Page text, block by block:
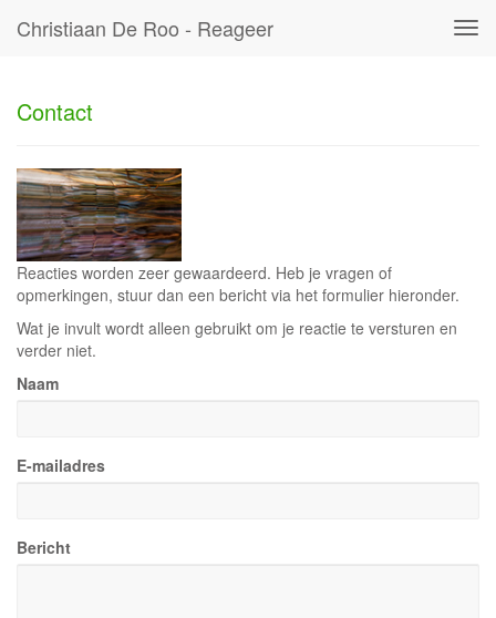
Christiaan De Roo - Reageer
Contact
Reacties worden zeer gewaardeerd. Heb je vragen of
opmerkingen, stuur dan een bericht via het formulier hieronder.
Wat je invult wordt alleen gebruikt om je reactie te versturen en
verder niet.
Naam
E-mailadres
Bericht